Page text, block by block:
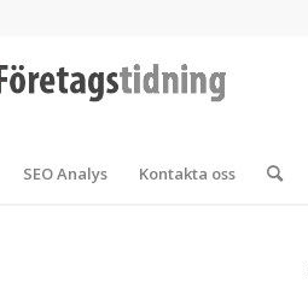
SEO Analys Kontakta oss